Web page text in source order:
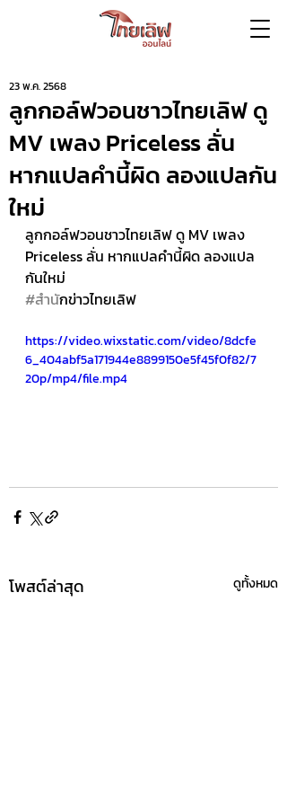
ลูกกอล์ฟวอนชาวไทยเลิฟ ดู
MV เพลง Priceless ลั่น
หากแปลคำนี้ผิด ลองแปลกัน
ใหม่
23 พ.ค. 2568
ลูกกอล์ฟวอนชาวไทยเลิฟ ดู MV เพลง
Priceless ลั่น หากแปลคำนี้ผิด ลองแปล
กันใหม่
#สำนักข่าวไทยเลิฟ
https://video.wixstatic.com/video/8dcfe
6_404abf5a171944e8899150e5f45f0f82/7
20p/mp4/file.mp4
โพสต์ล่าสุด ดูทั้งหมด